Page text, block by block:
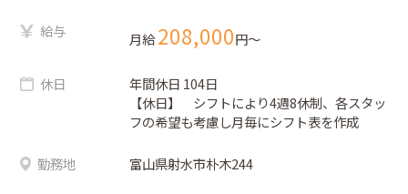
給与 月給208,000円〜
休日
年間休日 104日
【休日】 シフトにより4週8休制、各スタッ
フの希望も考慮し月毎にシフト表を作成
勤務地 富山県射水市朴木244